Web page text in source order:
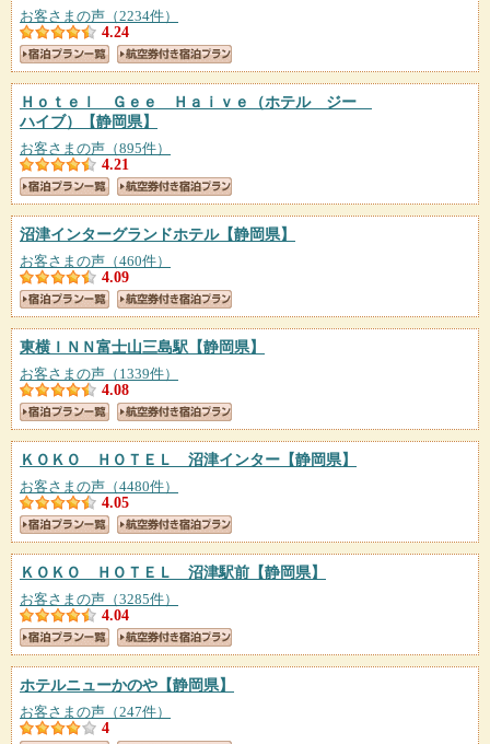
お客さまの声（2234件）
4.24
Ｈｏｔｅｌ Ｇｅｅ Ｈａｉｖｅ（ホテル ジー
ハイブ）
【静岡県】
お客さまの声（895件）
4.21
沼津インターグランドホテル【静岡県】
お客さまの声（460件）
4.09
東横ＩＮＮ富士山三島駅 【静岡県】
お客さまの声（1339件）
4.08
ＫＯＫＯ ＨＯＴＥＬ 沼津インター 【静岡県】
お客さまの声（4480件）
4.05
ＫＯＫＯ ＨＯＴＥＬ 沼津駅前 【静岡県】
お客さまの声（3285件）
4.04
ホテルニューかのや 【静岡県】
お客さまの声（247件）
4